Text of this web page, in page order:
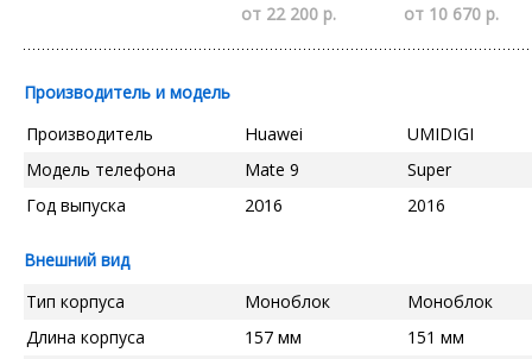
от 22 200 р.
от 10 670 р.
Производитель и модель
Производитель
Huawei
UMIDIGI
Модель телефона
Mate 9
Super
Год выпуска
2016 2016
Внешний вид
Тип корпуса
Моноблок
Моноблок
Длина корпуса
157 мм
151 мм